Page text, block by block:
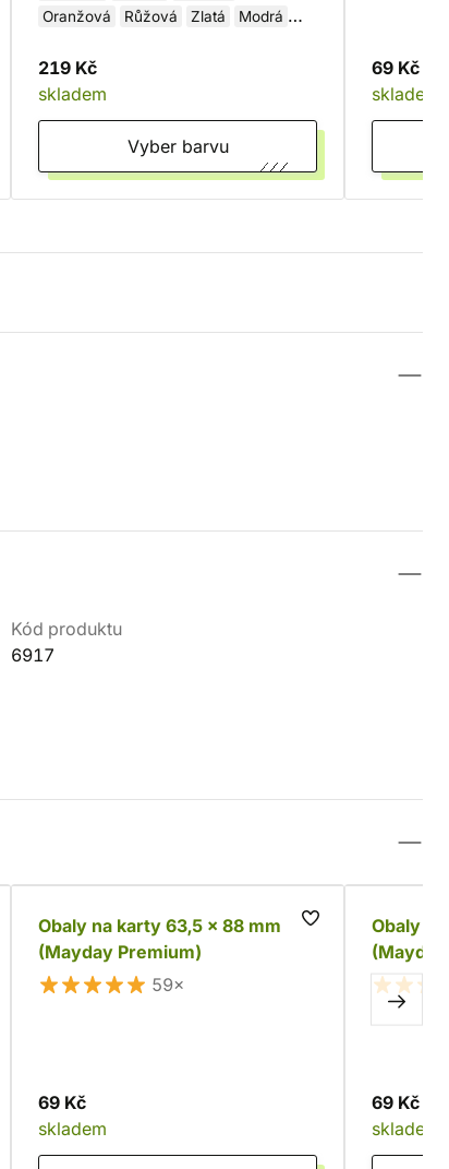
Oranžová
Růžová Zlatá
Modrá
Karmínová
transparentní
219 Kč
skladem
Vyber barvu
69 Kč
skladem
Kód produktu
6917
Obaly na karty 63,5 x 88 mm
(Mayday Premium)
59×
69 Kč
skladem
Obaly
69 Kč
skladem